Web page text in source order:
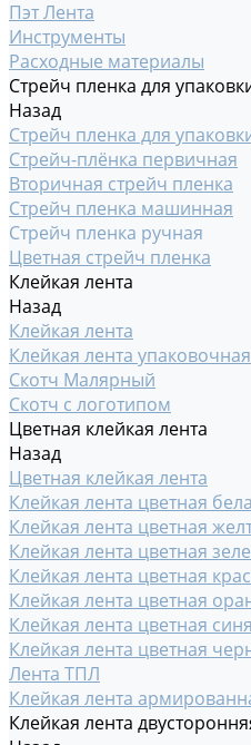
Пэт Лента
Инструменты
Расходные материалы
Стрейч пленка для
Назад
Стрейч пленка для
Стрейч-плёнка первичная
Вторичная стрейч пленка
Стрейч пленка машинная
Стрейч пленка ручная
Цветная стрейч пленка
Клейкая лента
Назад
Клейкая лента
Клейкая лента упаковочная
Скотч Малярный
Скотч с логотипом
Цветная клейкая лента
Назад
Цветная клейкая лента
Клейкая лента цветная
Клейкая лента цветная
Клейкая лента цветная
Клейкая лента цветная
Клейкая лента цветная
Клейкая лента цветная
Клейкая лента цветная
Лента ТПЛ
Клейкая лента
Клейкая лента